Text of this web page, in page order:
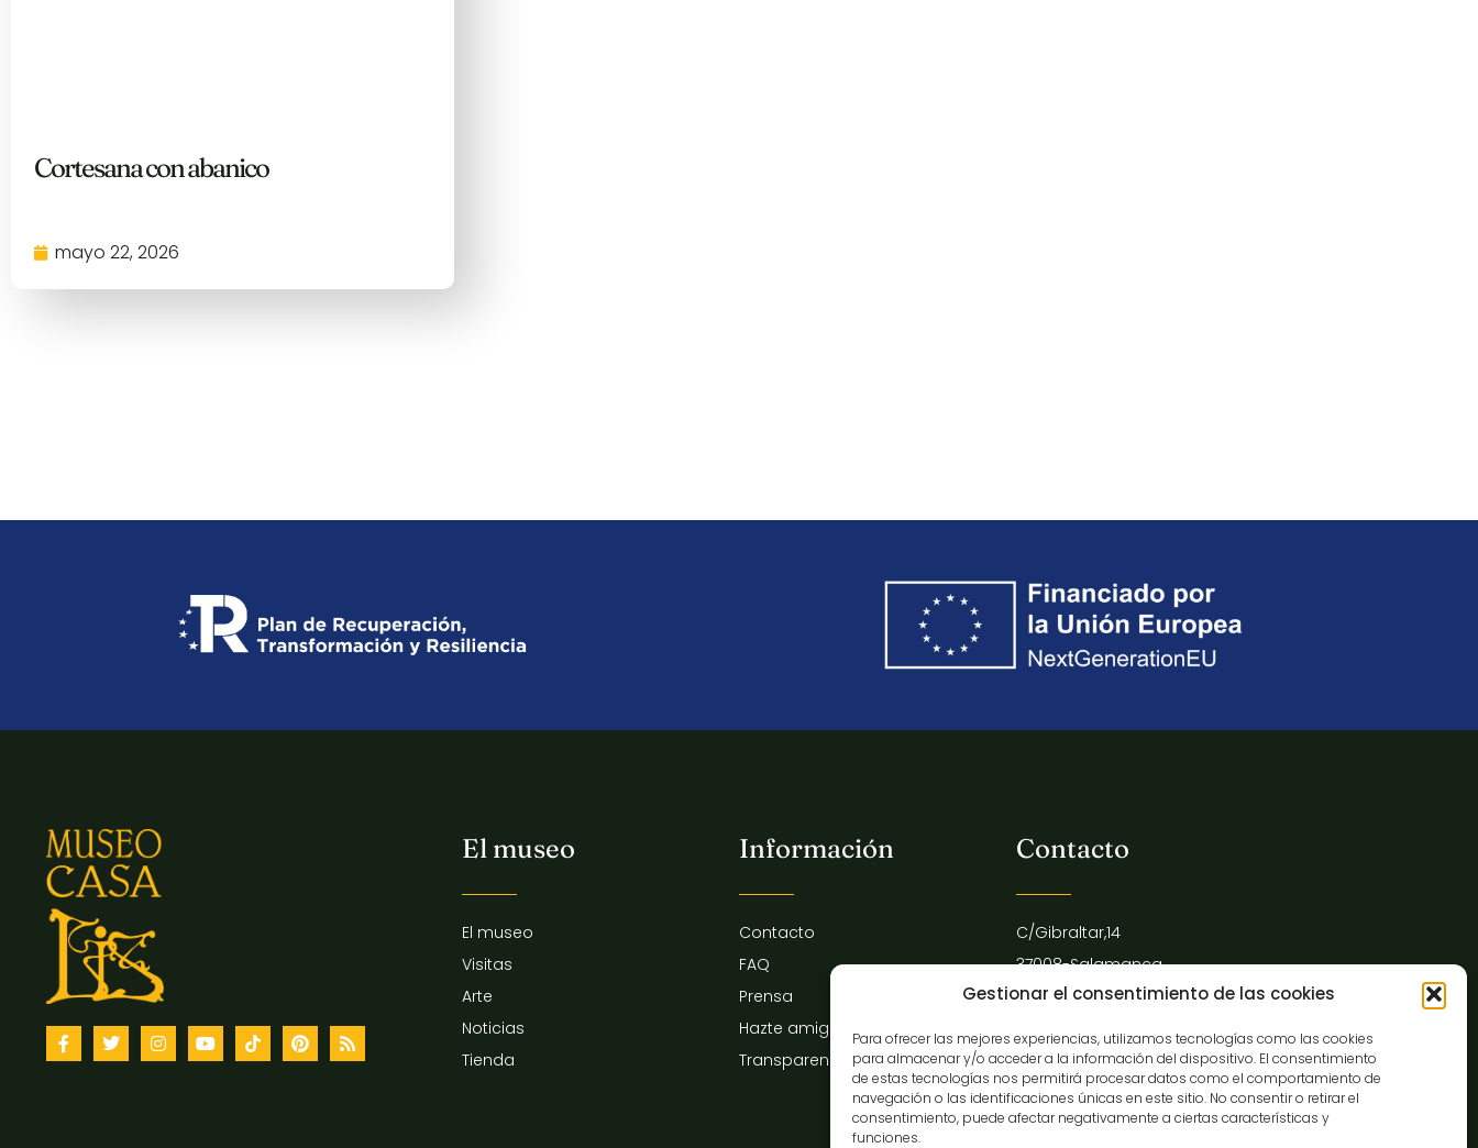
Gestionar el consentimiento de las cookies
Para ofrecer las mejores experiencias, utilizamos tecnologías como las cookies
para almacenar y/o acceder a la información del dispositivo. El consentimiento
de estas tecnologías nos permitirá procesar datos como el comportamiento de
navegación o las identificaciones únicas en este sitio. No consentir o retirar el
consentimiento, puede afectar negativamente a ciertas características y
funciones.
Cortesana con abanico
mayo 22, 2026
El museo
El museo
Visitas
Arte
Noticias
Tienda
Información
Contacto
FAQ
Prensa
Hazte amigo del museo
Transparencia
Contacto
C/Gibraltar,14
37008-Salamanca
923 12 14 25
comunicacion@museocasalis.org